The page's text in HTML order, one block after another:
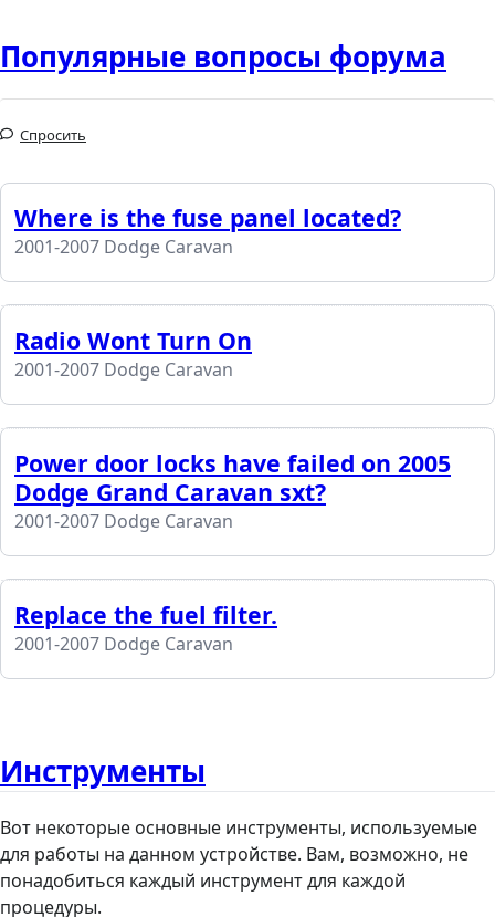
Популярные вопросы форума
Спросить
Where is the fuse panel located?
2001-2007 Dodge Caravan
Radio Wont Turn On
2001-2007 Dodge Caravan
Power door locks have failed on 2005
Dodge Grand Caravan sxt?
2001-2007 Dodge Caravan
Replace the fuel filter.
2001-2007 Dodge Caravan
Инструменты
Вот некоторые основные инструменты, используемые
для работы на данном устройстве. Вам, возможно, не
понадобиться каждый инструмент для каждой
процедуры.